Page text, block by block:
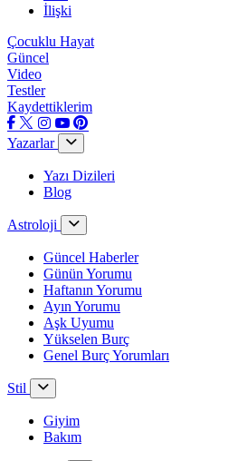
İlişki
Çocuklu Hayat
Güncel
Video
Testler
Kaydettiklerim
Yazarlar
Yazı Dizileri
Blog
Astroloji
Güncel Haberler
Günün Yorumu
Haftanın Yorumu
Ayın Yorumu
Aşk Uyumu
Yükselen Burç
Genel Burç Yorumları
Stil
Giyim
Bakım